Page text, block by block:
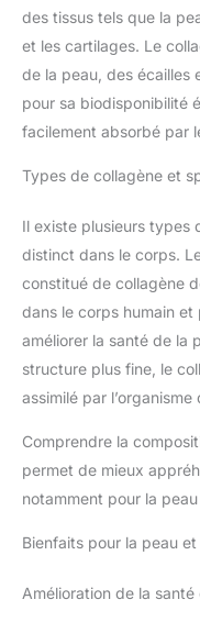
des tissus tels que la
et les cartilages. Le
de la peau, des écailles
pour sa biodisponibilité
facilement absorbé par
Types de collagène et
Il existe plusieurs types
distinct dans le corps.
constitué de collagène
dans le corps humain
améliorer la santé de la
structure plus fine, le
assimilé par
Comprendre la
permet de mieux
notamment pour la
Bienfaits pour la peau
Amélioration de la santé